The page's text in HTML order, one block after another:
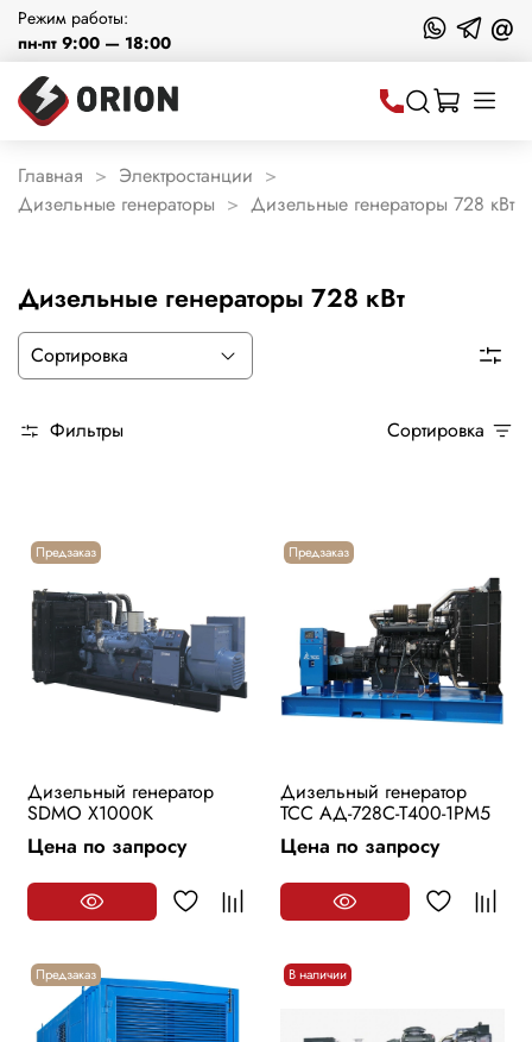
Режим работы:
пн-пт 9:00 — 18:00
@
Главная
Электростанции
Дизельные генераторы
Дизельные генераторы 728 кВт
Дизельные генераторы 728 кВт
Фильтры Сортировка
Предзаказ
Дизельный генератор
SDMO X1000K
Цена по запросу
Предзаказ
Дизельный генератор
ТСС АД-728С-Т400-1РМ5
Цена по запросу
Предзаказ В наличии